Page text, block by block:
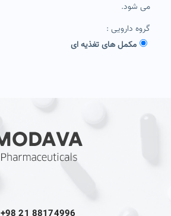
می شود.
گروه دارویی :
مکمل های تغذیه ای